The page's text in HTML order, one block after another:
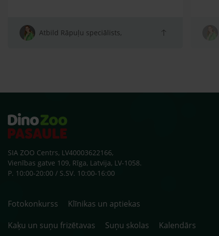
Atbild Rāpuļu speciālists,
SIA ZOO Centrs, LV40003622166,
Vienības gatve 109, Rīga, Latvija, LV-1058.
P. 10:00-20:00 / S.SV. 10:00-16:00
Fotokonkurss
Klīnikas un aptiekas
Kaķu un suņu frizētavas
Suņu skolas
Kalendārs